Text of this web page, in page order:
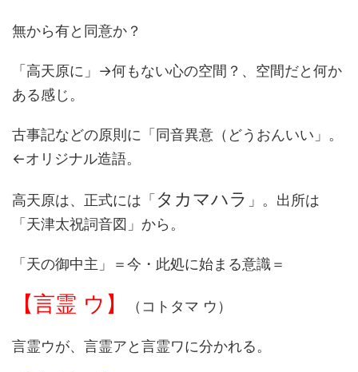
無から有と同意か？
「高天原に」→何もない心の空間？、空間だと何か
ある感じ。
古事記などの原則に「同音異意（どうおんいい」。
←オリジナル造語。
高天原は、正式には「 タカマハラ 」。出所は
「天津太祝詞音図」から。
「天の御中主」＝今・此処に始まる意識＝
【言霊 ウ】 （コトタマ ウ）
言霊ウが、言霊アと言霊ワに分かれる。